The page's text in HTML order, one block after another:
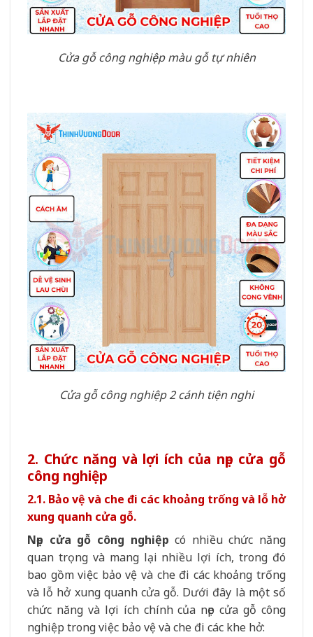
Cửa gỗ công nghiệp màu gỗ tự nhiên
Cửa gỗ công nghiệp 2 cánh tiện nghi
2. Chức năng và lợi ích của nẹp cửa gỗ
công nghiệp
2.1. Bảo vệ và che đi các khoảng trống và lỗ hở
xung quanh cửa gỗ.
Nẹp cửa gỗ công nghiệp có nhiều chức năng
quan trọng và mang lại nhiều lợi ích, trong đó
bao gồm việc bảo vệ và che đi các khoảng trống
và lỗ hở xung quanh cửa gỗ. Dưới đây là một số
chức năng và lợi ích chính của nẹp cửa gỗ công
nghiệp trong việc bảo vệ và che đi các khe hở: